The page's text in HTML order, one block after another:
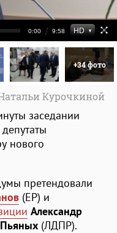
+34 фото
Курочкиной
заседании
нового
претендовали
(ЕР) и
Александр
(ЛДПР).